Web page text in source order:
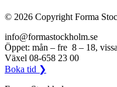
© 2026 Copyright Forma
info@formastockholm.se
Öppet: mån – fre 8 – 18,
Växel 08-658 23 00
Boka tid ❯